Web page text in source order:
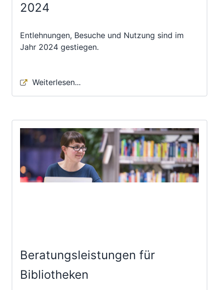
2024
Entlehnungen, Besuche und Nutzung sind im
Jahr 2024 gestiegen.
Weiterlesen...
Beratungsleistungen für
Bibliotheken